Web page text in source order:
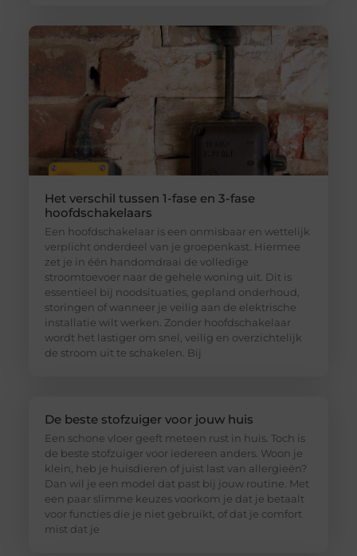
Het verschil tussen 1-fase en 3-fase
hoofdschakelaars
Een hoofdschakelaar is een onmisbaar en wettelijk
verplicht onderdeel van je groepenkast. Hiermee
zet je in één handomdraai de volledige
stroomtoevoer naar de gehele woning uit. Dit is
essentieel bij noodsituaties, gepland onderhoud,
storingen of wanneer je veilig aan de elektrische
installatie wilt werken. Zonder hoofdschakelaar
wordt het lastiger om snel, veilig en overzichtelijk
de stroom uit te schakelen. Bij
De beste stofzuiger voor jouw huis
Een schone vloer geeft meteen rust in huis. Toch is
de beste stofzuiger voor iedereen anders. Woon je
klein, heb je huisdieren of juist last van allergieën?
Dan wil je een model dat past bij jouw routine. Met
een paar slimme keuzes voorkom je dat je betaalt
voor functies die je niet gebruikt, of dat je comfort
mist dat je